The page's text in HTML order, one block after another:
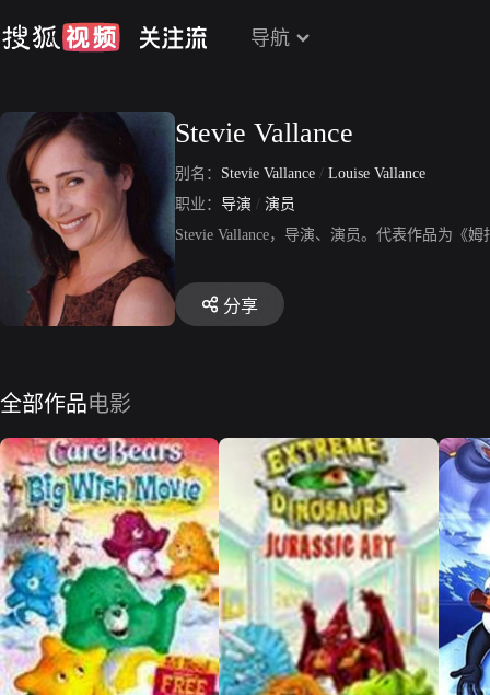
导航
Stevie Vallance
别名： Stevie Vallance / Louise Vallance
职业： 导演 / 演员
Stevie Vallance，导演、演员。代表作品为《
分享
全部作品电影